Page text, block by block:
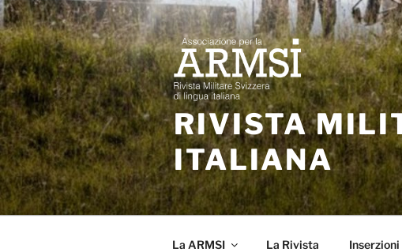
Salta
al
contenuto
RIVISTA
ITALIANA
La ARMSI La Rivista Inserzioni